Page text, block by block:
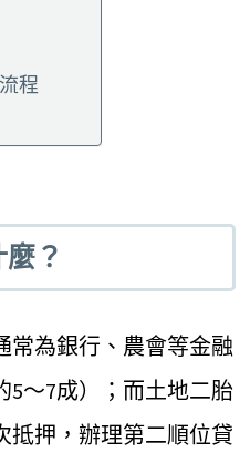
程
？
常為銀行、農會等金融
5～7成）；而土地二胎
抵押，辦理第二順位貸